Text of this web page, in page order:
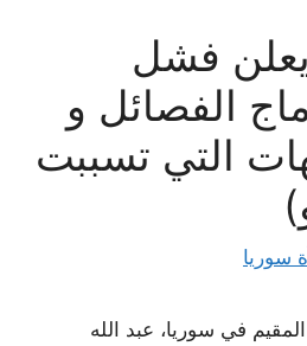
فشل
الفصائل و
التي تسببت
سوريا
في سوريا، عبد الله